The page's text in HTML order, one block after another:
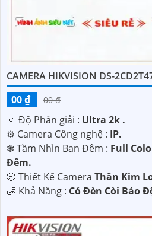
CAMERA HIKVISION DS-
00 ₫
00 ₫
🔅 Độ Phân giải : Ultra 2k .
⚙ Camera Công nghệ : IP.
❃ Tầm Nhìn Ban Đêm : Full
Đêm.
🎲 Thiết Kế Camera Thân Kim
️🛃 Khả Năng : Có Đèn Còi Báo